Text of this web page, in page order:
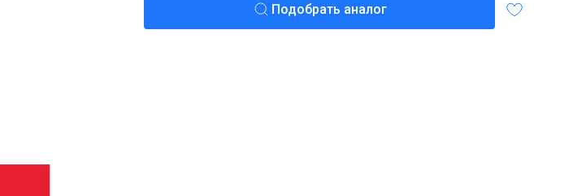
Подобрать аналог